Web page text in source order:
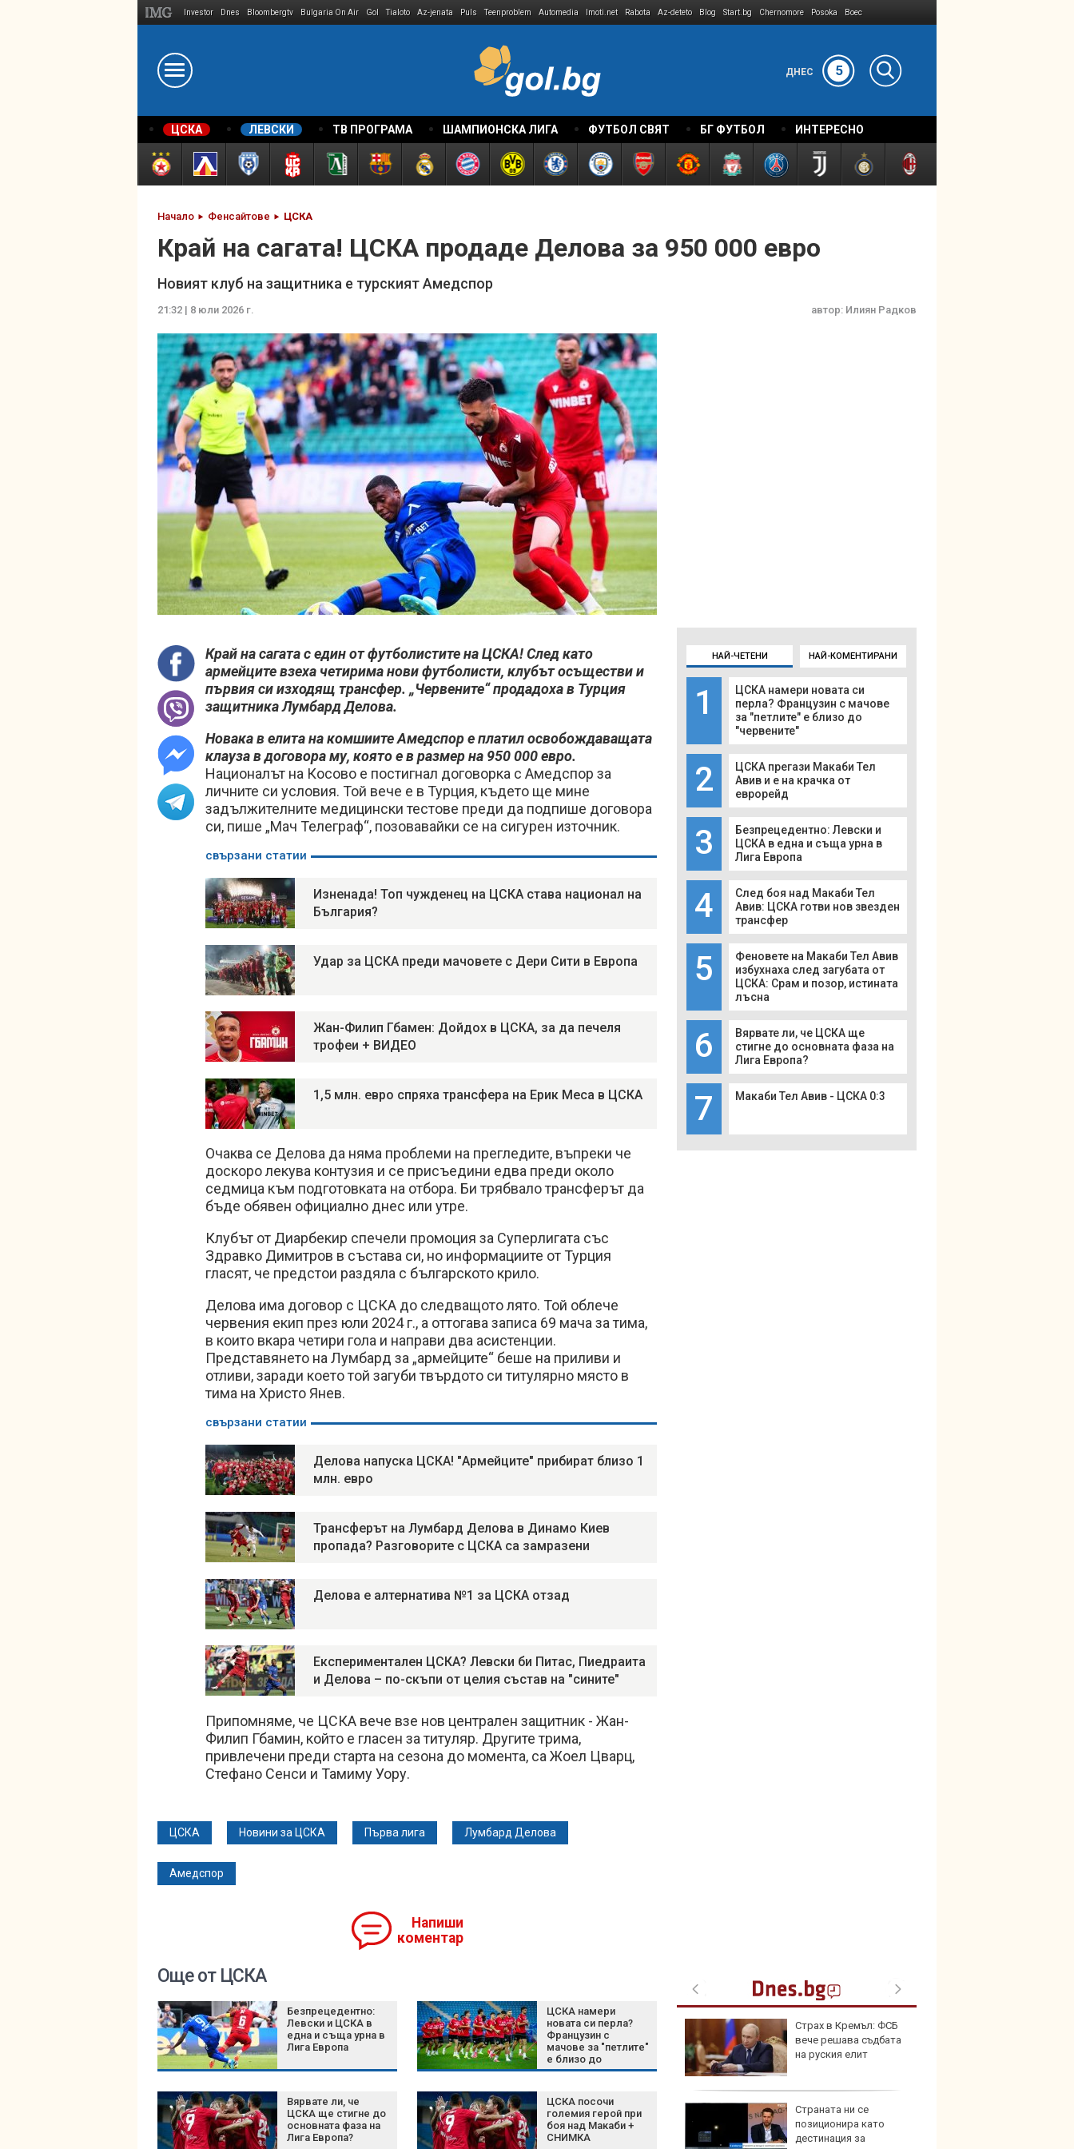
Investor Dnes Bloombergtv Bulgaria On Air Gol Tialoto Az-jenata Puls Teenproblem Automedia Imoti.net Rabota Az-deteto Blog Start.bg Chernomore Posoka Boec
ДНЕС 5
ЦСКА ЛЕВСКИ ТВ ПРОГРАМА ШАМПИОНСКА ЛИГА ФУТБОЛ СВЯТ БГ ФУТБОЛ ИНТЕРЕСНО
Начало Фенсайтове ЦСКА
Край на сагата! ЦСКА продаде Делова за 950 000 евро
Новият клуб на защитника е турският Амедспор
21:32 | 8 юли 2026 г. автор: Илиян Радков
Край на сагата с един от футболистите на ЦСКА! След като
армейците взеха четирима нови футболисти, клубът осъществи и
първия си изходящ трансфер. „Червените“ продадоха в Турция
защитника Лумбард Делова.
Новака в елита на комшиите Амедспор е платил освобождаващата
клауза в договора му, която е в размер на 950 000 евро.
Националът на Косово е постигнал договорка с Амедспор за
личните си условия. Той вече е в Турция, където ще мине
задължителните медицински тестове преди да подпише договора
си, пише „Мач Телеграф“, позовавайки се на сигурен източник.
свързани статии
Изненада! Топ чужденец на ЦСКА става национал на
България?
Удар за ЦСКА преди мачовете с Дери Сити в Европа
Жан-Филип Гбамен: Дойдох в ЦСКА, за да печеля
трофеи + ВИДЕО
1,5 млн. евро спряха трансфера на Ерик Меса в ЦСКА
Очаква се Делова да няма проблеми на прегледите, въпреки че
доскоро лекува контузия и се присъедини едва преди около
седмица към подготовката на отбора. Би трябвало трансферът да
бъде обявен официално днес или утре.
Клубът от Диарбекир спечели промоция за Суперлигата със
Здравко Димитров в състава си, но информациите от Турция
гласят, че предстои раздяла с българското крило.
Делова има договор с ЦСКА до следващото лято. Той облече
червения екип през юли 2024 г., а оттогава записа 69 мача за тима,
в които вкара четири гола и направи два асистенции.
Представянето на Лумбард за „армейците“ беше на приливи и
отливи, заради което той загуби твърдото си титулярно място в
тима на Христо Янев.
свързани статии
Делова напуска ЦСКА! "Армейците" прибират близо 1
млн. евро
Трансферът на Лумбард Делова в Динамо Киев
пропада? Разговорите с ЦСКА са замразени
Делова е алтернатива №1 за ЦСКА отзад
Експериментален ЦСКА? Левски би Питас, Пиедраита
и Делова – по-скъпи от целия състав на "сините"
Припомняме, че ЦСКА вече взе нов централен защитник - Жан-
Филип Гбамин, който е гласен за титуляр. Другите трима,
привлечени преди старта на сезона до момента, са Жоел Цварц,
Стефано Сенси и Тамиму Уору.
ЦСКА Новини за ЦСКА Първа лига Лумбард Делова
Амедспор
Напиши
коментар
НАЙ-ЧЕТЕНИ НАЙ-КОМЕНТИРАНИ
1
ЦСКА намери новата си
перла? Французин с мачове
за "петлите" е близо до
"червените"
2
ЦСКА прегази Макаби Тел
Авив и е на крачка от
еврорейд
3
Безпрецедентно: Левски и
ЦСКА в една и съща урна в
Лига Европа
4
След боя над Макаби Тел
Авив: ЦСКА готви нов звезден
трансфер
5
Феновете на Макаби Тел Авив
избухнаха след загубата от
ЦСКА: Срам и позор, истината
лъсна
6
Вярвате ли, че ЦСКА ще
стигне до основната фаза на
Лига Европа?
7 Макаби Тел Авив - ЦСКА 0:3
Още от ЦСКА
Безпрецедентно:
Левски и ЦСКА в
една и съща урна в
Лига Европа
ЦСКА намери
новата си перла?
Французин с
мачове за "петлите"
е близо до
"червените"
Вярвате ли, че
ЦСКА ще стигне до
основната фаза на
Лига Европа?
ЦСКА посочи
големия герой при
боя над Макаби +
СНИМКА
Църковен празник на 8
август: Какво носи
денят на Св. Мирон и
какво не бива да
По-добър живот за 3
зодии по време на
директното движение
Страх в Кремъл: ФСБ
вече решава съдбата
на руския елит
Страната ни се
позиционира като
дестинация за